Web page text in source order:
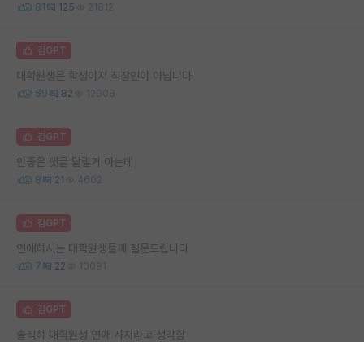
81 125 21812
김GPT
대학원생은 학생이지 직장인이 아닙니다
69 82 12908
김GPT
안좋은 댓글 달릴거 아는데
8 21 4602
김GPT
연애하시는 대학원생들께 질문드립니다
7 22 10091
김GPT
솔직히 대학원생 연애 사치라고 생각함